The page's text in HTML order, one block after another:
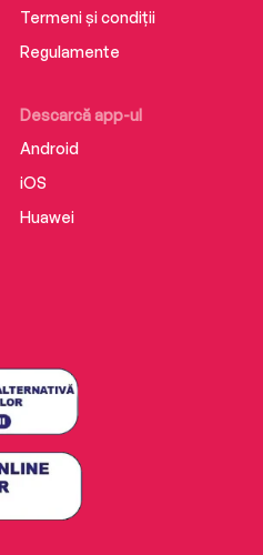
Descarcă app-ul
Android
iOS
Huawei
Termeni și condiții
Regulamente